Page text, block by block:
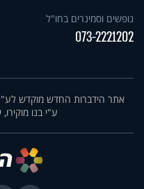
נופשים וסמינרים בחו"ל
073-2221202
אתר הידברות החדש מוקדש לע"נ
ע"י בנו